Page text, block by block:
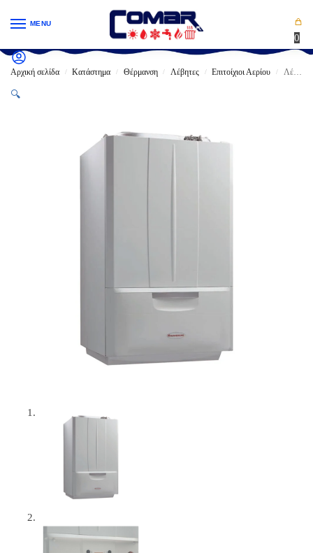
MENU
0
Αρχική σελίδα / Κατάστημα / Θέρμανση / Λέβητες / Επιτοίχιοι Αερίου / Λέβητας Αερίου IMMERGAS VICTRIX TERA VIP Συμπύκνωσης δοχείο Αqua Celeris 3,2lt
🔍